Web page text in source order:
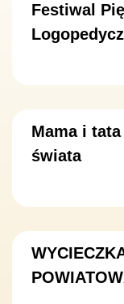
Festiwal
Mama i
świata